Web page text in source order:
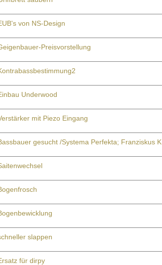
von NS-Design
Preisvorstellung
Underwood
mit Piezo Eingang
gesucht /Systema Perfekta; Franziskus K
slappen
für dirpy